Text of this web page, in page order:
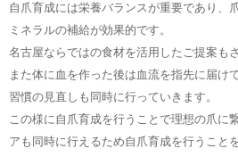
自爪育成には栄養バランスが重要であり、
ミネラルの補給が効果的です。
名古屋ならではの食材を活用したご提案も
また体に血を作った後は血流を指先に届け
習慣の見直しも同時に行っていきます。
この様に自爪育成を行うことで理想の爪に
アも同時に行えるため自爪育成を行うこと